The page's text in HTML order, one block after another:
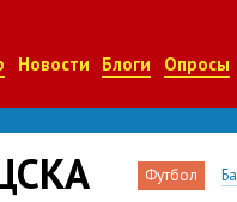
Новости Блоги Опросы
Футбол